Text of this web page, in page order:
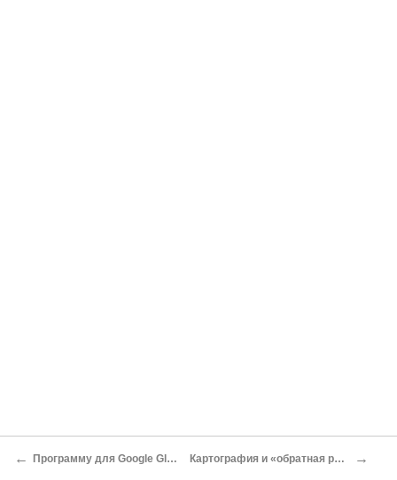
← Программу для Google Glass сможет сделать каждый. Вот что для этого нужно Андрей Письменный Картография и «обратная разработка»: в США и Европе досконально изучат человеческий мозг Юрий Ильин →